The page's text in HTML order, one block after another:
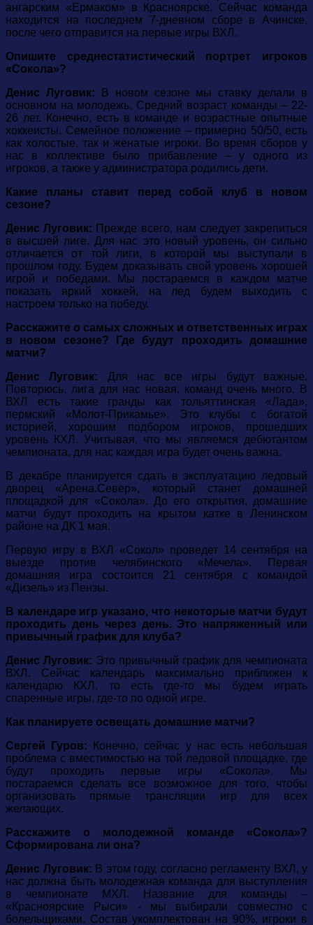
ангарским «Ермаком» в Красноярске. Сейчас команда
находится на последнем 7-дневном сборе в Ачинске,
после чего отправится на первые игры ВХЛ.
Опишите среднестатистический портрет игроков
«Сокола»?
Денис Луговик:
В новом сезоне мы ставку делали в
основном на молодежь. Средний возраст команды – 22-
26 лет. Конечно, есть в команде и возрастные опытные
хоккеисты. Семейное положение – примерно 50/50, есть
как холостые, так и женатые игроки. Во время сборов у
нас в коллективе было прибавление – у одного из
игроков, а также у администратора родились дети.
Какие планы ставит перед собой клуб в новом
сезоне?
Денис Луговик: Прежде всего, нам следует закрепиться
в высшей лиге. Для нас это новый уровень, он сильно
отличается от той лиги, в которой мы выступали в
прошлом году. Будем доказывать свой уровень хорошей
игрой и победами. Мы постараемся в каждом матче
показать яркий хоккей, на лед будем выходить с
настроем только на победу.
Расскажите о самых сложных и ответственных играх
в новом сезоне? Где будут проходить домашние
матчи?
Денис Луговик: Для нас все игры будут важные.
Повторюсь, лига для нас новая, команд очень много. В
ВХЛ есть такие гранды как тольяттинская «Лада»,
пермский «Молот-Прикамье». Это клубы с богатой
историей, хорошим подбором игроков, прошедших
уровень КХЛ. Учитывая, что мы являемся дебютантом
чемпионата, для нас каждая игра будет очень важна.
В декабре планируется сдать в эксплуатацию ледовый
дворец «Арена.Север», который станет домашней
площадкой для «Сокола». До его открытия, домашние
матчи будут проходить на крытом катке в Ленинском
районе на ДК 1 мая.
Первую игру в ВХЛ «Сокол» проведет 14 сентября на
выезде против челябинского «Мечела». Первая
домашняя игра состоится 21 сентября с командой
«Дизель» из Пензы.
В календаре игр указано, что некоторые матчи будут
проходить день через день. Это напряженный или
привычный график для клуба?
Денис Луговик: Это привычный график для чемпионата
ВХЛ. Сейчас календарь максимально приближен к
календарю КХЛ, то есть где-то мы будем играть
спаренные игры, где-то по одной игре.
Как планируете освещать домашние матчи?
Сергей Гуров:
Конечно, сейчас у нас есть небольшая
проблема с вместимостью на той ледовой площадке, где
будут проходить первые игры «Сокола». Мы
постараемся сделать все возможное для того, чтобы
организовать прямые трансляции игр для всех
желающих.
Расскажите о молодежной команде «Сокола»?
Сформирована ли она?
Денис Луговик: В этом году, согласно регламенту ВХЛ, у
нас должна быть молодежная команда для выступления
в чемпионате МХЛ. Название для команды –
«Красноярские Рыси» - мы выбирали совместно с
болельщиками. Состав укомплектован на 90%, игроки в